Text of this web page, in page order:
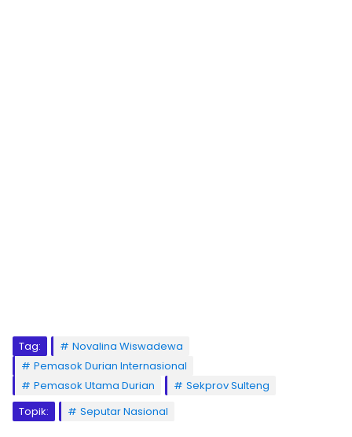
Tag:
Novalina Wiswadewa
Pemasok Durian Internasional
Pemasok Utama Durian
Sekprov Sulteng
Topik:
Seputar Nasional